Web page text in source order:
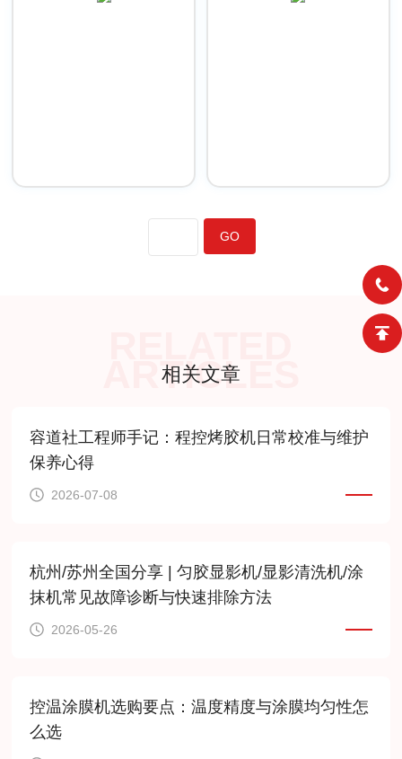
ARTICLES
相关文章
容道社工程师手记：程控烤胶机日常校准与维护
保养心得
2026-07-08
杭州/苏州全国分享 | 匀胶显影机/显影清洗机/涂
抹机常见故障诊断与快速排除方法
2026-05-26
控温涂膜机选购要点：温度精度与涂膜均匀性怎
么选